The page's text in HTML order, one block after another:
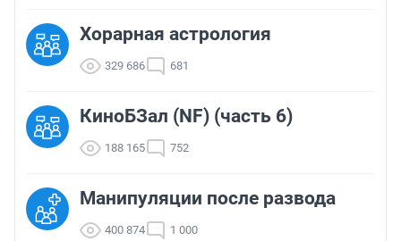
Хорарная астрология
329 686 681
КиноБЗал (NF) (часть 6)
188 165 752
Манипуляции после развода
400 874 1 000